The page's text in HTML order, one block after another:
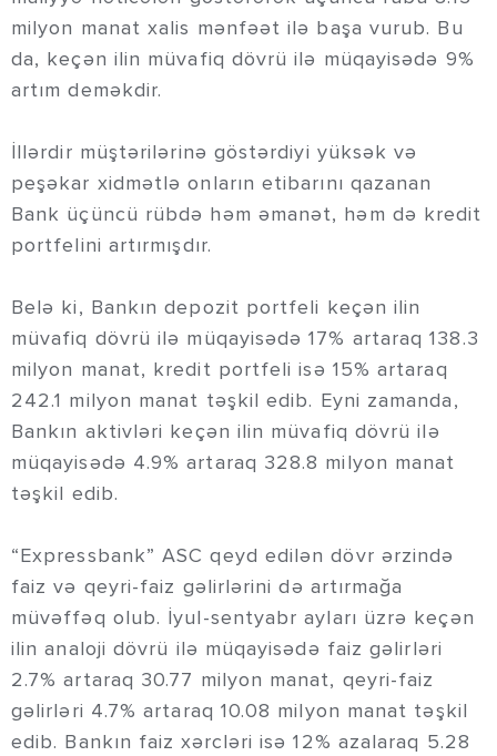
milyon manat xalis mənfəət ilə başa vurub. Bu
da, keçən ilin müvafiq dövrü ilə müqayisədə 9%
artım deməkdir.
İllərdir müştərilərinə göstərdiyi yüksək və
peşəkar xidmətlə onların etibarını qazanan
Bank üçüncü rübdə həm əmanət, həm də kredit
portfelini artırmışdır.
Belə ki, Bankın depozit portfeli keçən ilin
müvafiq dövrü ilə müqayisədə 17% artaraq 138.3
milyon manat, kredit portfeli isə 15% artaraq
242.1 milyon manat təşkil edib. Eyni zamanda,
Bankın aktivləri keçən ilin müvafiq dövrü ilə
müqayisədə 4.9% artaraq 328.8 milyon manat
təşkil edib.
“Expressbank” ASC qeyd edilən dövr ərzində
faiz və qeyri-faiz gəlirlərini də artırmağa
müvəffəq olub. İyul-sentyabr ayları üzrə keçən
ilin analoji dövrü ilə müqayisədə faiz gəlirləri
2.7% artaraq 30.77 milyon manat, qeyri-faiz
gəlirləri 4.7% artaraq 10.08 milyon manat təşkil
edib. Bankın faiz xərcləri isə 12% azalaraq 5.28